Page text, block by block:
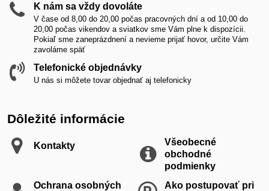
K nám sa vždy dovoláte
V čase od 8,00 do 20,00 počas pracovných dní a od 10,00 do
20,00 počas vikendov a sviatkov sme Vám plne k dispozícii.
Pokiaľ sme zaneprázdnení a nevieme prijať hovor, určite Vám
zavoláme späť
Telefonické objednávky
U nás si môžete tovar objednať aj telefonicky
Dôležité informácie
Kontakty
Všeobecné
obchodné
podmienky
Ochrana osobných
Ako postupovať pri